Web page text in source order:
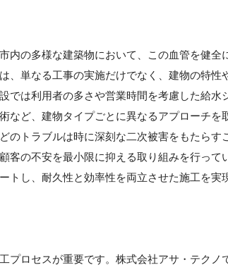
内の多様な建築物において、この血管を健全
、単なる工事の実施だけでなく、建物の特性
では利用者の多さや営業時間を考慮した給水
など、建物タイプごとに異なるアプローチを
のトラブルは時に深刻な二次被害をもたらす
客の不安を最小限に抑える取り組みを行って
トし、耐久性と効率性を両立させた施工を実
プロセスが重要です。株式会社アサ・テクノ